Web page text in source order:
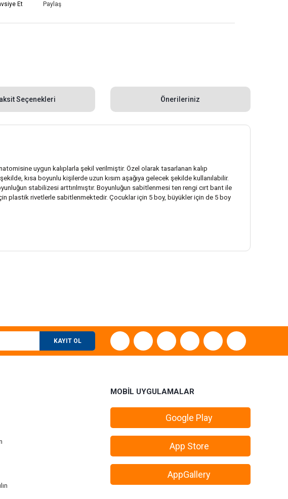
Et Paylaş
Seçenekleri Önerileriniz
uygun kalıplarla şekil verilmiştir. Özel olarak tasarlanan kalıp
kısa boyunlu kişilerde uzun kısım aşağıya gelecek şekilde kullanılabilir.
stabilizesi arttırılmıştır. Boyunluğun sabitlenmesi ten rengi cırt bant ile
plastik rivetlerle sabitlenmektedir. Çocuklar için 5 boy, büyükler için de 5 boy
KAYIT OL
MOBİL UYGULAMALAR
Google Play
App Store
AppGallery